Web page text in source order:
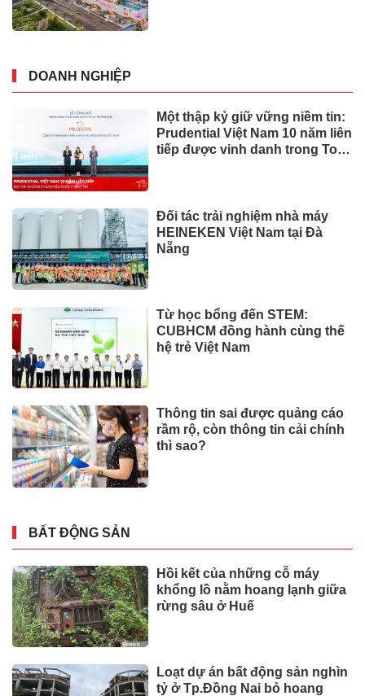
DOANH NGHIỆP
Một thập kỷ giữ vững niềm tin:
Prudential Việt Nam 10 năm liên
tiếp được vinh danh trong Top
Đối tác trải nghiệm nhà máy
HEINEKEN Việt Nam tại Đà
Nẵng
Từ học bổng đến STEM:
CUBHCM đồng hành cùng thế
hệ trẻ Việt Nam
Thông tin sai được quảng cáo
rầm rộ, còn thông tin cải chính
thì sao?
BẤT ĐỘNG SẢN
Hồi kết của những cỗ máy
khổng lồ nằm hoang lạnh giữa
rừng sâu ở Huế
Loạt dự án bất động sản nghìn
tỷ ở Tp.Đồng Nai bỏ hoang